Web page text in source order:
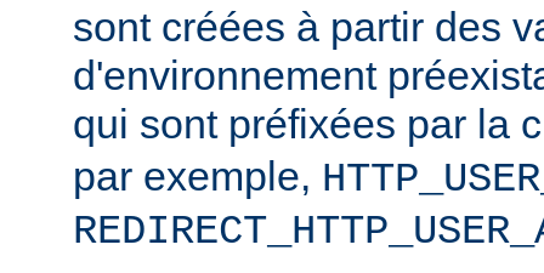
sont créées à partir des
d'environnement
qui sont préfixées par la
par exemple,